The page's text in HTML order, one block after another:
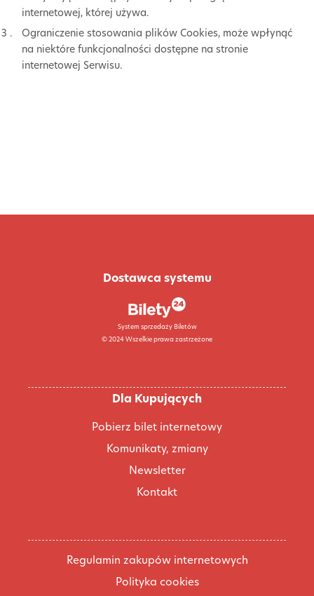
internetowej, której używa.
Ograniczenie stosowania plików Cookies, może wpłynąć
na niektóre funkcjonalności dostępne na stronie
internetowej Serwisu.
Dostawca systemu
System sprzedaży Biletów
© 2024 Wszelkie prawa zastrzeżone
Dla Kupujących
Pobierz bilet internetowy
Komunikaty, zmiany
Newsletter
Kontakt
Regulamin zakupów internetowych
Polityka cookies